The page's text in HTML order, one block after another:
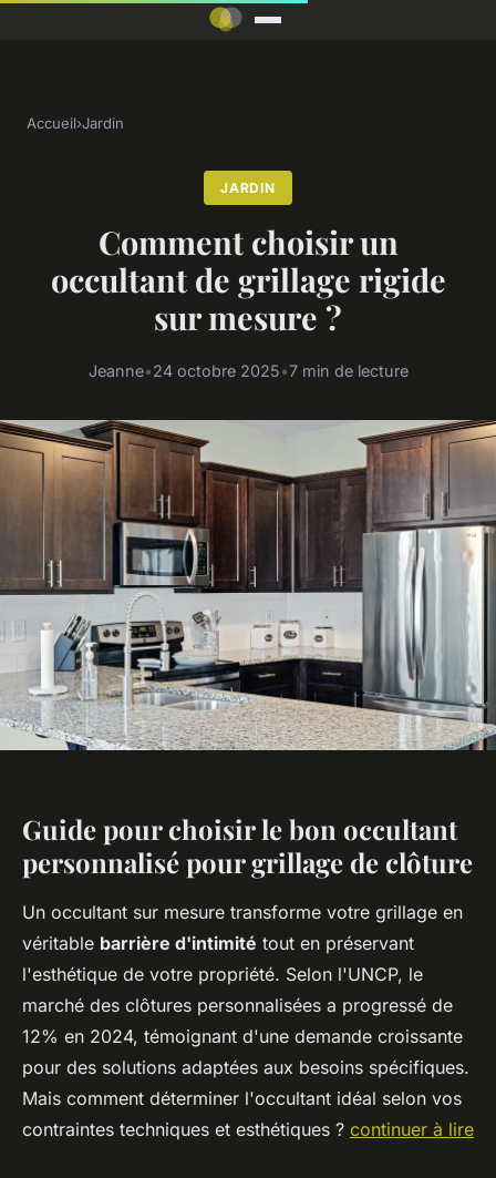
Accueil›Jardin
JARDIN
Comment choisir un
occultant de grillage rigide
sur mesure ?
Jeanne•24 octobre 2025•7 min de lecture
Guide pour choisir le bon occultant
personnalisé pour grillage de clôture
Un occultant sur mesure transforme votre grillage en
véritable barrière d'intimité tout en préservant
l'esthétique de votre propriété. Selon l'UNCP, le
marché des clôtures personnalisées a progressé de
12% en 2024, témoignant d'une demande croissante
pour des solutions adaptées aux besoins spécifiques.
Mais comment déterminer l'occultant idéal selon vos
contraintes techniques et esthétiques ? continuer à lire